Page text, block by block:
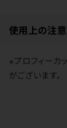
使用上の注意
※プロフィーカ
がございます。